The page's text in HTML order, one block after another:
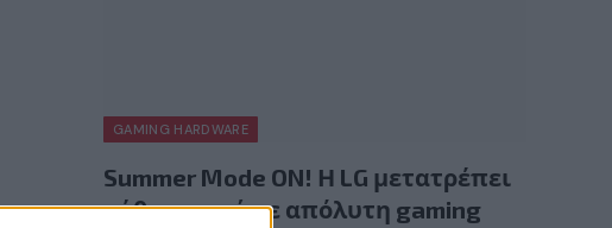
GAMING HARDWARE
Summer Mode ON! Η LG μετατρέπει
κάθε στιγμή σε απόλυτη gaming